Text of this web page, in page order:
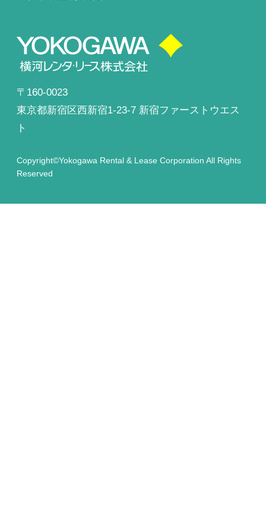
〒160-0023
東京都新宿区西新宿1-23-7 新宿ファーストウエス
ト
Copyright©Yokogawa Rental & Lease Corporation All Rights
Reserved